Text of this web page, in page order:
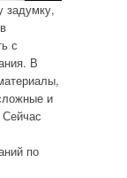
задумку,
с
В
и
по